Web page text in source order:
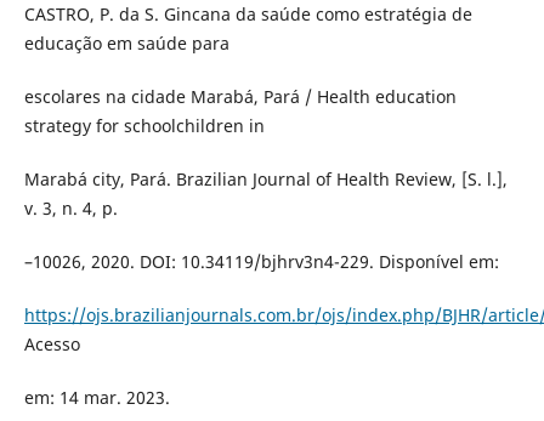
CASTRO, P. da S. Gincana da saúde como estratégia de
educação em saúde para
escolares na cidade Marabá, Pará / Health education
strategy for schoolchildren in
Marabá city, Pará. Brazilian Journal of Health Review, [S. l.],
v. 3, n. 4, p.
–10026, 2020. DOI: 10.34119/bjhrv3n4-229. Disponível em:
https://ojs.brazilianjournals.com.br/ojs/index.php/BJHR/
Acesso
em: 14 mar. 2023.